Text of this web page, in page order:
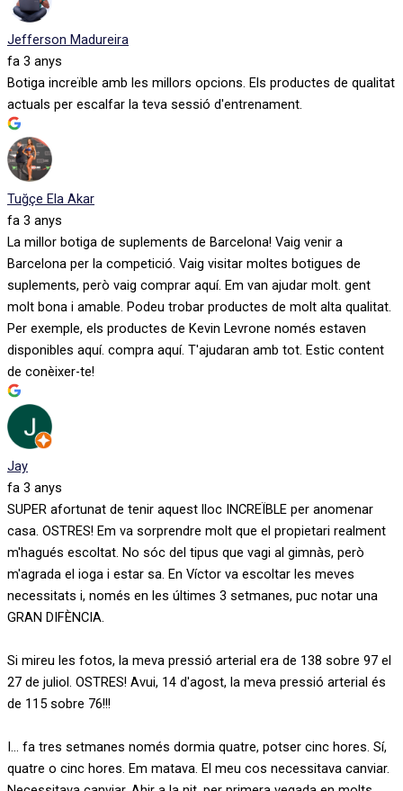
Jefferson Madureira
fa 3 anys
Botiga increïble amb les millors opcions. Els productes de qualitat
actuals per escalfar la teva sessió d'entrenament.
Tuğçe Ela Akar
fa 3 anys
La millor botiga de suplements de Barcelona! Vaig venir a
Barcelona per la competició. Vaig visitar moltes botigues de
suplements, però vaig comprar aquí. Em van ajudar molt. gent
molt bona i amable. Podeu trobar productes de molt alta qualitat.
Per exemple, els productes de Kevin Levrone només estaven
disponibles aquí. compra aquí. T'ajudaran amb tot. Estic content
de conèixer-te!
Jay
fa 3 anys
SUPER afortunat de tenir aquest lloc INCREÏBLE per anomenar
casa. OSTRES! Em va sorprendre molt que el propietari realment
m'hagués escoltat. No sóc del tipus que vagi al gimnàs, però
m'agrada el ioga i estar sa. En Víctor va escoltar les meves
necessitats i, només en les últimes 3 setmanes, puc notar una
GRAN DIFÈNCIA.
Si mireu les fotos, la meva pressió arterial era de 138 sobre 97 el
27 de juliol. OSTRES! Avui, 14 d'agost, la meva pressió arterial és
de 115 sobre 76!!!
I... fa tres setmanes només dormia quatre, potser cinc hores. Sí,
quatre o cinc hores. Em matava. El meu cos necessitava canviar.